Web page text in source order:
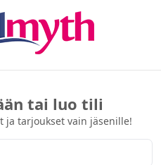
tai luo tili
ja tarjoukset vain jäsenille!